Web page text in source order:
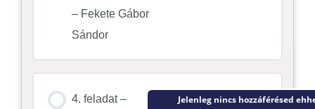
– Fekete Gábor
Sándor
4. feladat –
Jelenleg nincs hozzáférésed